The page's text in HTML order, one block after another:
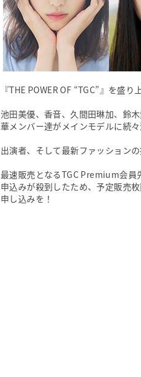
『THE POWER OF “TGC”』を盛
池田美優、香音、久間田琳加、鈴
華メンバー達がメインモデルに続々
出演者、そして最新ファッション
最速販売となるTGC Premium会員
申込みが殺到したため、予定販売
申し込みを！